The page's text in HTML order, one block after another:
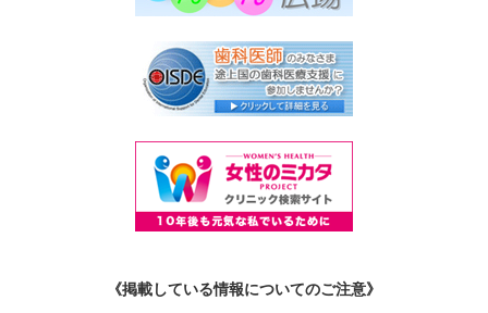
《掲載している情報についてのご注意》